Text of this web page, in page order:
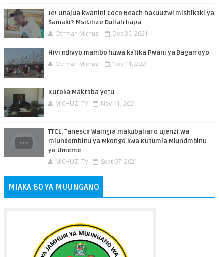
Je! Unajua kwanini Coco Beach hakuuzwi mishikaki ya
Samaki? Msikilize Dullah hapa
Othman Michuzi Dec 30, 2021
Hivi ndivyo mambo huwa katika Pwani ya Bagamoyo
Othman Michuzi Nov 11, 2021
Kutoka Maktaba yetu
MICHUZI TV Nov 11, 2021
TTCL, Tanesco Waingia makubaliano ujenzi wa
miundombinu ya Mkongo kwa Kutumia Miundmbinu
ya Umeme.
MICHUZI TV Sept 07, 2021
MIAKA 60 YA MUUNGANO